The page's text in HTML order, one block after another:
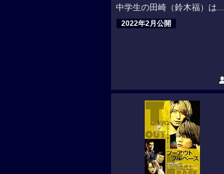
中学生の田崎（鈴木福）は...
2022年2月公開